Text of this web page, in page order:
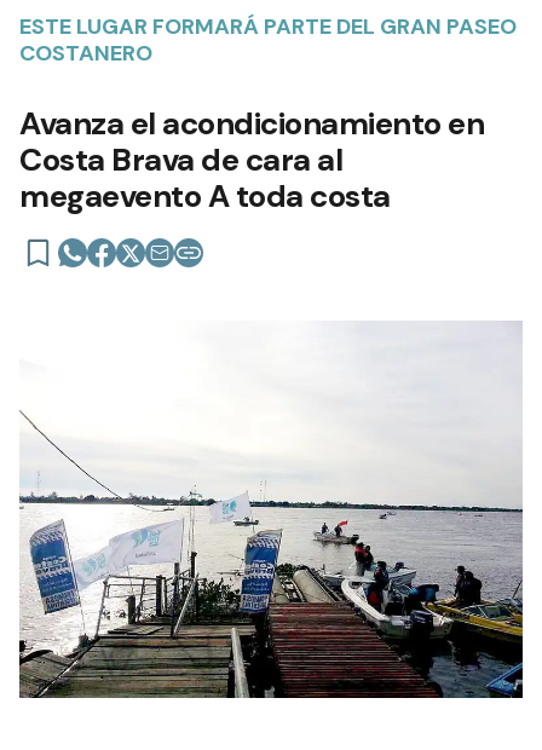
ESTE LUGAR FORMARÁ PARTE DEL GRAN PASEO
COSTANERO
Avanza el acondicionamiento en
Costa Brava de cara al
megaevento A toda costa